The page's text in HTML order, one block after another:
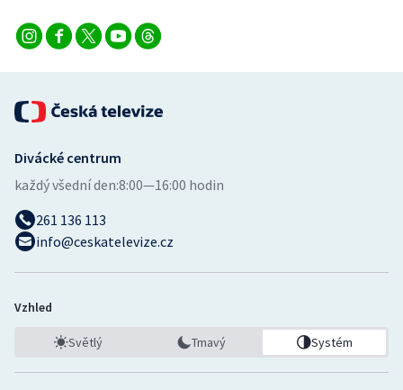
Volejbal
Ostatní
Divácké centrum
každý všední den:8:00—16:00 hodin
261 136 113
info@ceskatelevize.cz
Vzhled
Světlý Tmavý Systém